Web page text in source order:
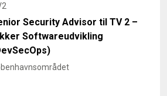
Security Advisor til TV 2 –
Softwareudvikling